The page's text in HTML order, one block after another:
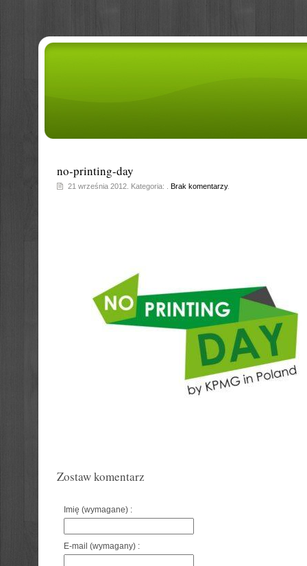
no-printing-day
21 września 2012. Kategoria: . Brak komentarzy.
Zostaw komentarz
Imię (wymagane) :
E-mail (wymagany) :